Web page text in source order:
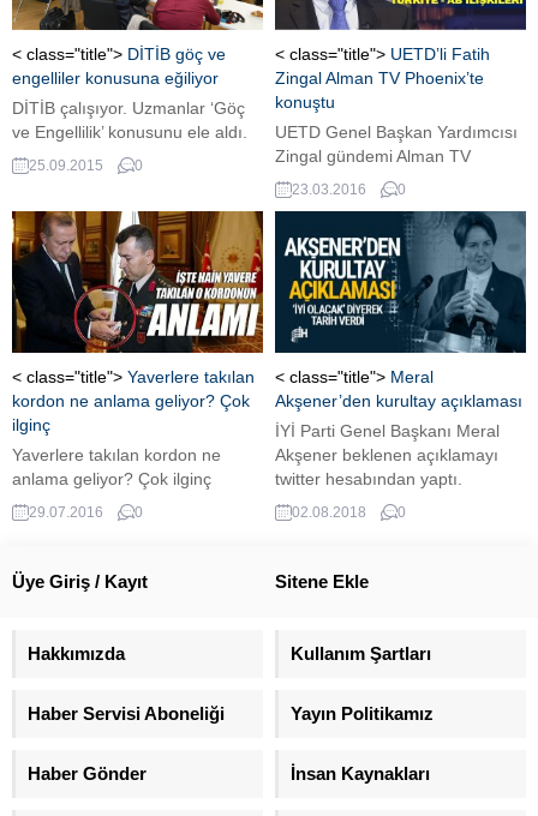
< class="title"> DİTİB göç ve
engelliler konusuna eğiliyor
DİTİB çalışıyor. Uzmanlar ‘Göç
ve Engellilik’ konusunu ele aldı.
25.09.2015 0
< class="title"> UETD’li Fatih
Zingal Alman TV Phoenix’te
konuştu
UETD Genel Başkan Yardımcısı
Zingal gündemi Alman TV
Phoenix'te yorumladı.
23.03.2016 0
< class="title"> Yaverlere takılan
kordon ne anlama geliyor? Çok
ilginç
Yaverlere takılan kordon ne
anlama geliyor? Çok ilginç
29.07.2016 0
< class="title"> Meral
Akşener’den kurultay açıklaması
İYİ Parti Genel Başkanı Meral
Akşener beklenen açıklamayı
twitter hesabından yaptı.
Akşener, Afyon'daki toplantıdan
sonra kurultay kararı aldığını ve
açıklamıştı.
02.08.2018 0
Üye Giriş / Kayıt Sitene Ekle
Hakkımızda Kullanım Şartları
Haber Servisi Aboneliği Yayın Politikamız
Haber Gönder İnsan Kaynakları